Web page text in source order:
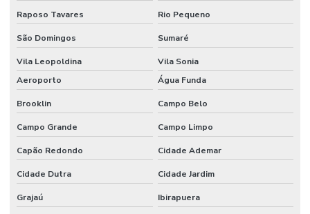
Montagem de estandes para feiras
Montagem de estandes para feiras sp
Montagem de feiras e eventos
Montagem de stand para eventos
Montagem de stand para eventos comerciais
Montagem de stand de exibição
Montagem de stand de exibição para eventos
Montagem de stand para feiras
Raposo Tavares Rio Pequeno
São Domingos Sumaré
Vila Leopoldina
Vila Sonia
Aeroporto
Água Funda
Brooklin Campo Belo
Campo Grande Campo Limpo
Capão Redondo Cidade Ademar
Cidade Dutra Cidade Jardim
Grajaú Ibirapuera